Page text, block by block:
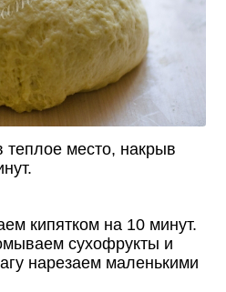
теплое место, накрыв
кипятком на 10 минут.
сухофрукты и
нарезаем маленькими